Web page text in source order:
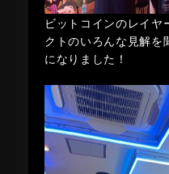
ビットコインのレイヤ
クトのいろんな見解を
になりました！